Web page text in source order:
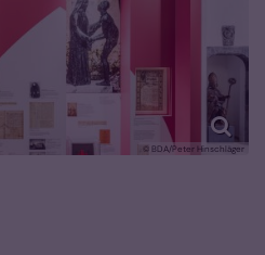
© BDA/Peter Hinschläger